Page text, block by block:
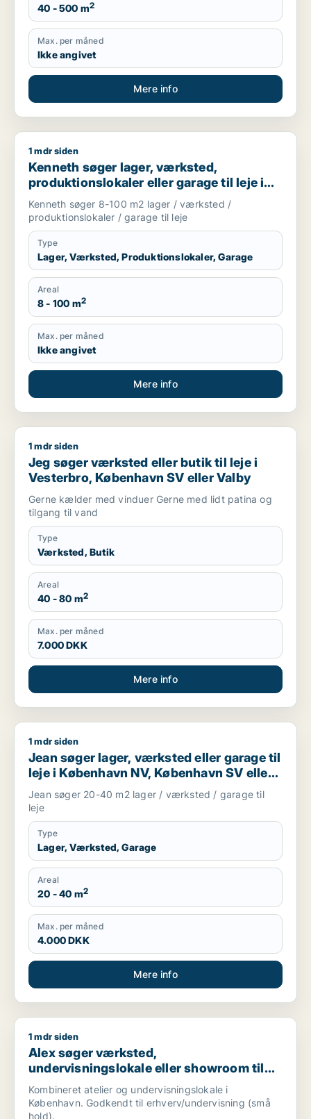
40 - 500 m2
Max. per måned
Ikke angivet
Mere info
Kenneth søger lager, værksted, produktionslokaler eller
1 mdr siden
Kenneth søger lager, værksted,
produktionslokaler eller garage til leje i
Frederiksberg, København SV eller Valby
m.fl.
Kenneth søger 8-100 m2 lager / værksted /
produktionslokaler / garage til leje
Type
Lager, Værksted, Produktionslokaler, Garage
Areal
8 - 100 m2
Max. per måned
Ikke angivet
Mere info
Jeg søger værksted eller butik til leje i Vesterbro,
1 mdr siden
Jeg søger værksted eller butik til leje i
Vesterbro, København SV eller Valby
Gerne kælder med vinduer Gerne med lidt patina og
tilgang til vand
Type
Værksted, Butik
Areal
40 - 80 m2
Max. per måned
7.000 DKK
Mere info
Jean søger lager, værksted eller garage til leje i København
1 mdr siden
Jean søger lager, værksted eller garage til
leje i København NV, København SV eller
Valby m.fl.
Jean søger 20-40 m2 lager / værksted / garage til
leje
Type
Lager, Værksted, Garage
Areal
20 - 40 m2
Max. per måned
4.000 DKK
Mere info
Alex søger værksted, undervisningslokale eller showroom
1 mdr siden
Alex søger værksted,
undervisningslokale eller showroom til
leje i København K, Vesterbro eller
Frederiksberg m.fl.
Kombineret atelier og undervisningslokale i
København. Godkendt til erhverv/undervisning (små
hold).